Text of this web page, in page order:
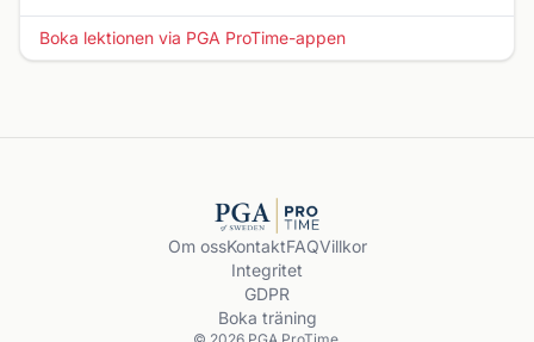
Boka lektionen via PGA ProTime-appen
Om ossKontaktFAQVillkor
Integritet
GDPR
Boka träning